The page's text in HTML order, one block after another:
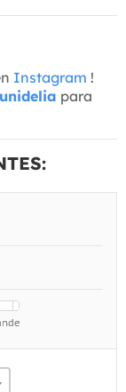
Instagram !
para